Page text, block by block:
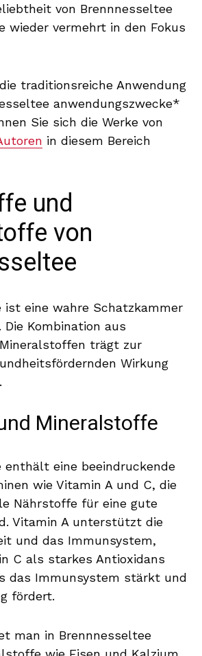
von Brennnesseltee
wieder vermehrt in den Fokus
traditionsreiche Anwendung
anwendungszwecke*
Sie sich die Werke von
in diesem Bereich
und
von
ist eine wahre Schatzkammer
Kombination aus
trägt zur
Wirkung
Mineralstoffe
enthält eine beeindruckende
wie Vitamin A und C, die
Nährstoffe für eine gute
Vitamin A unterstützt die
und das Immunsystem,
C als starkes Antioxidans
das Immunsystem stärkt und
fördert.
man in Brennnesseltee